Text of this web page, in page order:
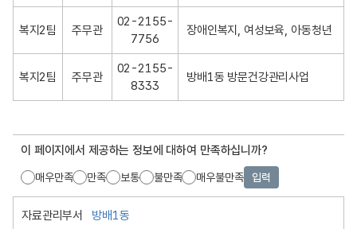
복지2팀 주무관
02-2155-
7756
장애인복지, 여성보육, 아동청년
복지2팀 주무관
02-2155-
8333
방배1동 방문건강관리사업
이 페이지에서 제공하는 정보에 대하여 만족하십니까?
매우만족 만족 보통 불만족 매우불만족 입력
자료관리부서
방배1동